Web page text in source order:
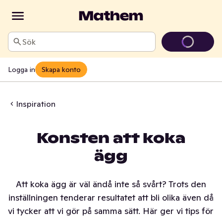
Sök
Logga in Skapa konto
Inspiration
Konsten att koka
ägg
Att koka ägg är väl ändå inte så svårt? Trots den
inställningen tenderar resultatet att bli olika även då
vi tycker att vi gör på samma sätt. Här ger vi tips för